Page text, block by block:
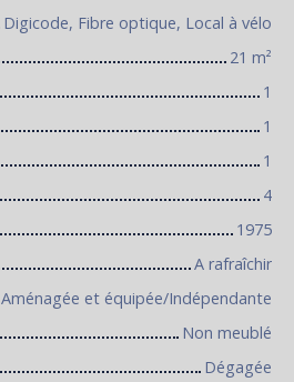
Digicode, Fibre optique, Local à vélo
21 m²
1
1
1
4
1975
A rafraîchir
Aménagée et équipée/Indépendante
Non meublé
Dégagée